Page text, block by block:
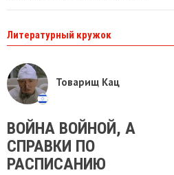
Литературный кружок
Товарищ Кац
ВОЙНА ВОЙНОЙ, А
СПРАВКИ ПО
РАСПИСАНИЮ